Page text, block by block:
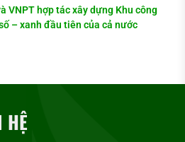
VNPT hợp tác xây dựng Khu công
– xanh đầu tiên của cả nước
HỆ